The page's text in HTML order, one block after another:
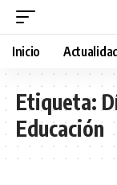
Inicio
Etiqueta:
Educación